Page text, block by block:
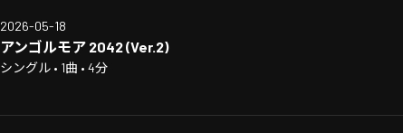
2026-05-18
アンゴルモア 2042 (Ver.2)
シングル • 1曲 • 4分